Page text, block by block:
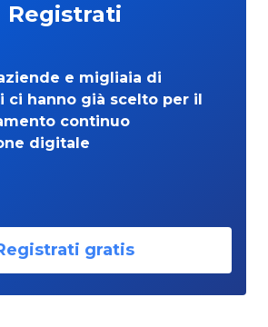
Registrati
e migliaia di
ci hanno già scelto per il
continuo
digitale
gratis